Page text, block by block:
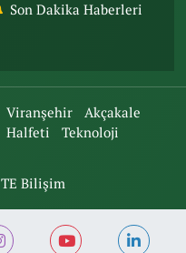
Son Dakika Haberleri
Viranşehir
Akçakale
Halfeti Teknoloji
TE Bilişim